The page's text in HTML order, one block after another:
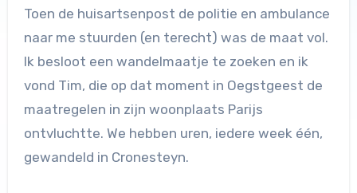
Toen de huisartsenpost de politie en ambulance
naar me stuurden (en terecht) was de maat vol.
Ik besloot een wandelmaatje te zoeken en ik
vond Tim, die op dat moment in Oegstgeest de
maatregelen in zijn woonplaats Parijs
ontvluchtte. We hebben uren, iedere week één,
gewandeld in Cronesteyn.